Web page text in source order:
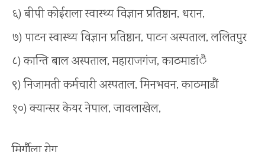
६) बीपी कोईराला स्वास्थ्य विज्ञान प्रतिष्ठान, धरान,
७) पाटन स्वास्थ्य विज्ञान प्रतिष्ठान, पाटन अस्पताल, ललितपुर
८) कान्ति बाल अस्पताल, महाराजगंज, काठमाडांै
९) निजामती कर्मचारी अस्पताल, मिनभवन, काठमाडौं
१०) क्यान्सर केयर नेपाल, जावलाखेल,